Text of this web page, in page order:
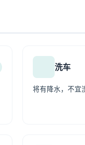
洗车
将有降水，不宜